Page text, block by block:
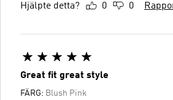
Hjälpte detta? 0 0
Great fit great style
FÄRG: Blush Pink